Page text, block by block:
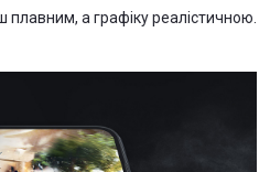
плавним, а графіку реалістичною.